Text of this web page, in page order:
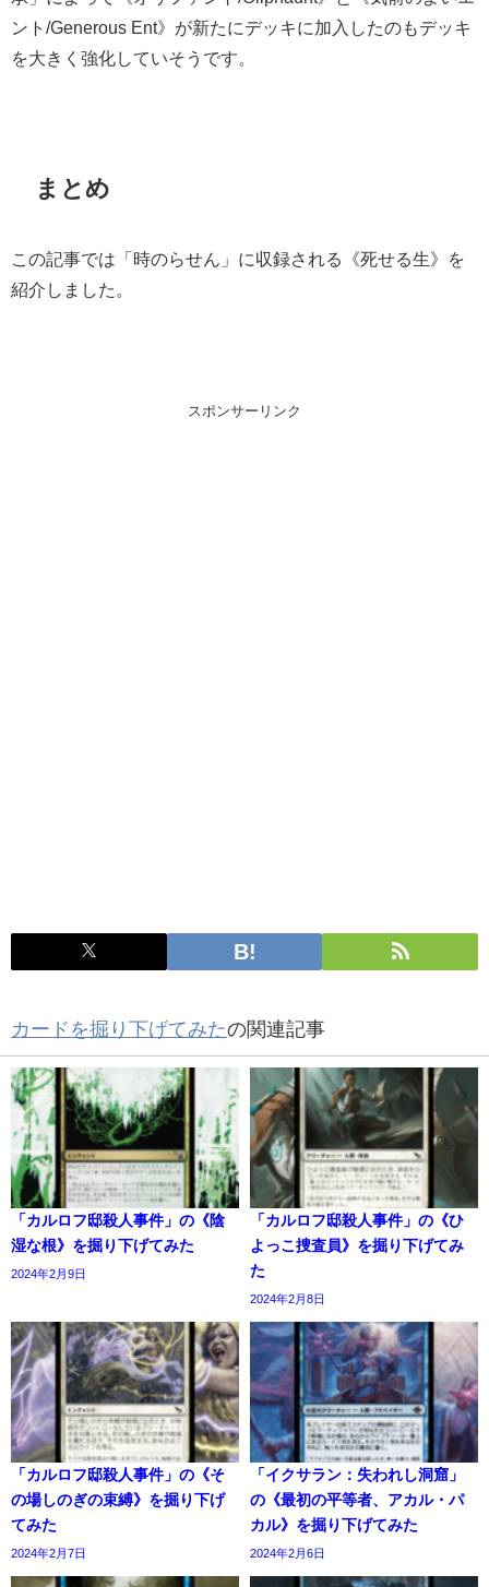
ント/Generous Ent》が新たにデッキに加入したのもデッキ
を大きく強化していそうです。
まとめ
この記事では「時のらせん」に収録される《死せる生》を
紹介しました。
スポンサーリンク
カードを掘り下げてみたの関連記事
「カルロフ邸殺人事件」の《陰
湿な根》を掘り下げてみた
2024年2月9日
「カルロフ邸殺人事件」の《ひ
よっこ捜査員》を掘り下げてみ
た
2024年2月8日
「カルロフ邸殺人事件」の《そ
の場しのぎの束縛》を掘り下げ
てみた
2024年2月7日
「イクサラン：失われし洞窟」
の《最初の平等者、アカル・パ
カル》を掘り下げてみた
2024年2月6日